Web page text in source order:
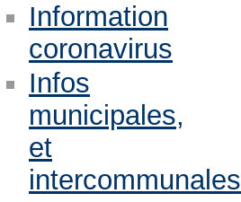
Information
coronavirus
Infos
municipales,
et
intercommunales